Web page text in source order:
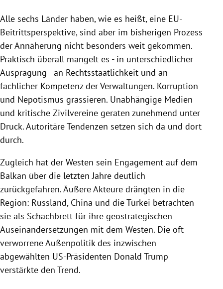
Alle sechs Länder haben, wie es heißt, eine EU-
Beitrittsperspektive, sind aber im bisherigen Prozess
der Annäherung nicht besonders weit gekommen.
Praktisch überall mangelt es - in unterschiedlicher
Ausprägung - an Rechtsstaatlichkeit und an
fachlicher Kompetenz der Verwaltungen. Korruption
und Nepotismus grassieren. Unabhängige Medien
und kritische Zivilvereine geraten zunehmend unter
Druck. Autoritäre Tendenzen setzen sich da und dort
durch.
Zugleich hat der Westen sein Engagement auf dem
Balkan über die letzten Jahre deutlich
zurückgefahren. Äußere Akteure drängten in die
Region: Russland, China und die Türkei betrachten
sie als Schachbrett für ihre geostrategischen
Auseinandersetzungen mit dem Westen. Die oft
verworrene Außenpolitik des inzwischen
abgewählten US-Präsidenten Donald Trump
verstärkte den Trend.